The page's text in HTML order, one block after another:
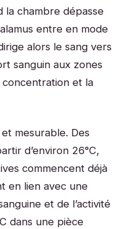
la chambre dépasse
entre en mode
alors le sang vers
sanguin aux zones
et la
mesurable. Des
d’environ 26°C,
commencent déjà
en lien avec une
et de l’activité
dans une pièce